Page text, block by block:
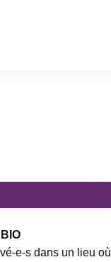
e-s dans un lieu où